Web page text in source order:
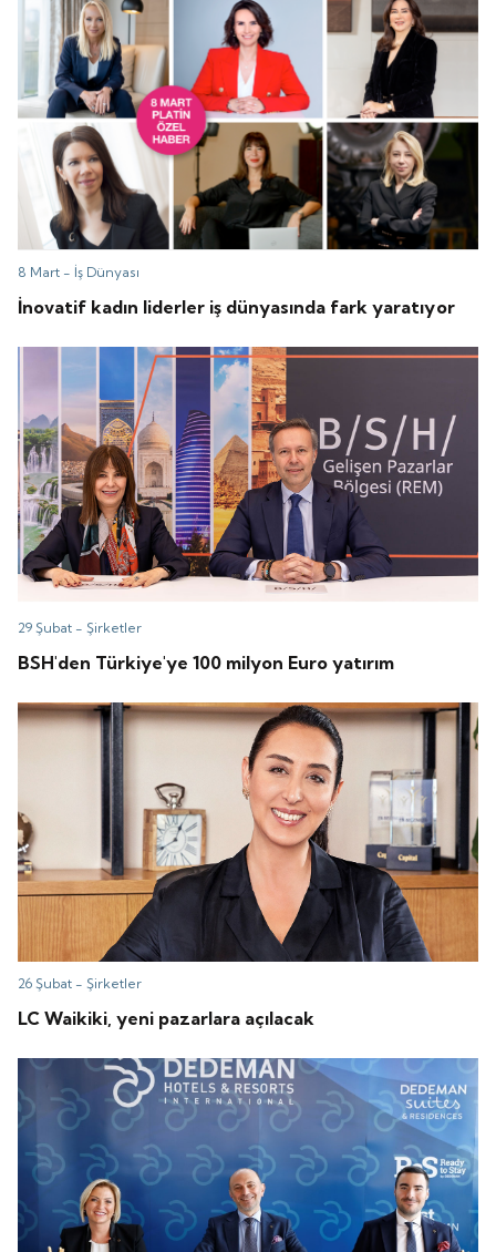
8 Mart - İş Dünyası
İnovatif kadın liderler iş dünyasında fark yaratıyor
29 Şubat - Şirketler
BSH'den Türkiye'ye 100 milyon Euro yatırım
26 Şubat - Şirketler
LC Waikiki, yeni pazarlara açılacak